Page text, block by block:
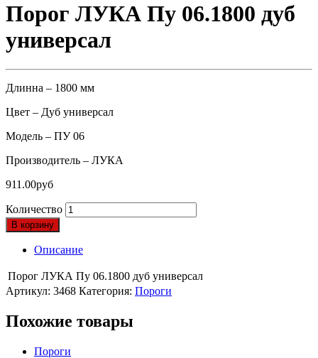
Порог ЛУКА Пу 06.1800 дуб
универсал
Длинна – 1800 мм
Цвет – Дуб универсал
Модель – ПУ 06
Производитель – ЛУКА
911.00руб
Количество
В корзину
Описание
Порог ЛУКА Пу 06.1800 дуб универсал
Артикул: 3468 Категория: Пороги
Похожие товары
Пороги